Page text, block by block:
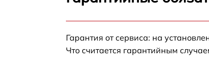
Устранение ошибок
Гарантия от сервиса: на
Что считается гарантийным